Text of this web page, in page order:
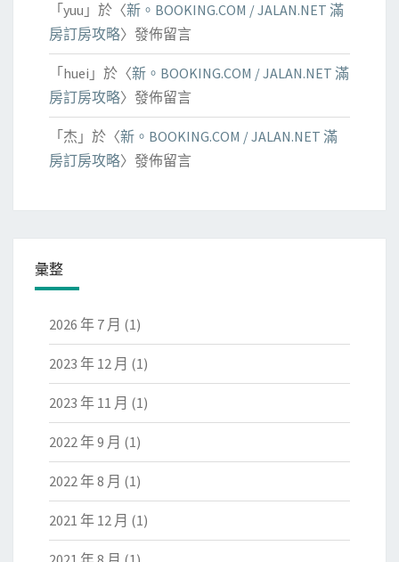
「 yuu 」於〈新。BOOKING.COM / JALAN.NET 滿
房訂房攻略〉發佈留言
「 huei 」於〈新。BOOKING.COM / JALAN.NET 滿
房訂房攻略〉發佈留言
「 杰 」於〈新。BOOKING.COM / JALAN.NET 滿
房訂房攻略〉發佈留言
彙整
2026 年 7 月 (1)
2023 年 12 月 (1)
2023 年 11 月 (1)
2022 年 9 月 (1)
2022 年 8 月 (1)
2021 年 12 月 (1)